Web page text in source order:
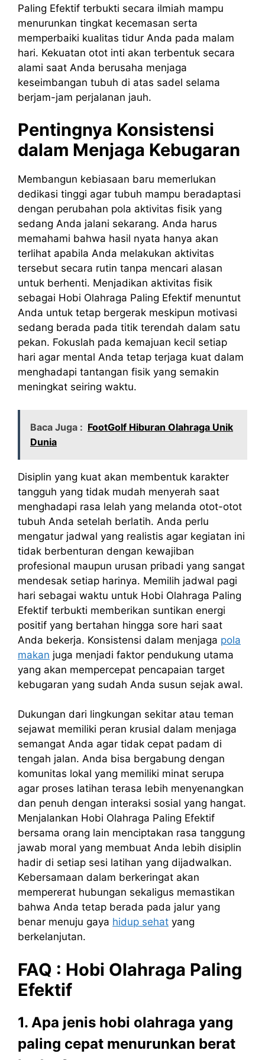
Paling Efektif terbukti secara ilmiah mampu
menurunkan tingkat kecemasan serta
memperbaiki kualitas tidur Anda pada malam
hari. Kekuatan otot inti akan terbentuk secara
alami saat Anda berusaha menjaga
keseimbangan tubuh di atas sadel selama
berjam-jam perjalanan jauh.
Pentingnya Konsistensi
dalam Menjaga Kebugaran
Membangun kebiasaan baru memerlukan
dedikasi tinggi agar tubuh mampu beradaptasi
dengan perubahan pola aktivitas fisik yang
sedang Anda jalani sekarang. Anda harus
memahami bahwa hasil nyata hanya akan
terlihat apabila Anda melakukan aktivitas
tersebut secara rutin tanpa mencari alasan
untuk berhenti. Menjadikan aktivitas fisik
sebagai Hobi Olahraga Paling Efektif menuntut
Anda untuk tetap bergerak meskipun motivasi
sedang berada pada titik terendah dalam satu
pekan. Fokuslah pada kemajuan kecil setiap
hari agar mental Anda tetap terjaga kuat dalam
menghadapi tantangan fisik yang semakin
meningkat seiring waktu.
Baca Juga : FootGolf Hiburan Olahraga Unik
Dunia
Disiplin yang kuat akan membentuk karakter
tangguh yang tidak mudah menyerah saat
menghadapi rasa lelah yang melanda otot-otot
tubuh Anda setelah berlatih. Anda perlu
mengatur jadwal yang realistis agar kegiatan ini
tidak berbenturan dengan kewajiban
profesional maupun urusan pribadi yang sangat
mendesak setiap harinya. Memilih jadwal pagi
hari sebagai waktu untuk Hobi Olahraga Paling
Efektif terbukti memberikan suntikan energi
positif yang bertahan hingga sore hari saat
Anda bekerja. Konsistensi dalam menjaga pola
makan juga menjadi faktor pendukung utama
yang akan mempercepat pencapaian target
kebugaran yang sudah Anda susun sejak awal.
Dukungan dari lingkungan sekitar atau teman
sejawat memiliki peran krusial dalam menjaga
semangat Anda agar tidak cepat padam di
tengah jalan. Anda bisa bergabung dengan
komunitas lokal yang memiliki minat serupa
agar proses latihan terasa lebih menyenangkan
dan penuh dengan interaksi sosial yang hangat.
Menjalankan Hobi Olahraga Paling Efektif
bersama orang lain menciptakan rasa tanggung
jawab moral yang membuat Anda lebih disiplin
hadir di setiap sesi latihan yang dijadwalkan.
Kebersamaan dalam berkeringat akan
mempererat hubungan sekaligus memastikan
bahwa Anda tetap berada pada jalur yang
benar menuju gaya hidup sehat yang
berkelanjutan.
FAQ : Hobi Olahraga Paling
Efektif
1. Apa jenis hobi olahraga yang
paling cepat menurunkan berat